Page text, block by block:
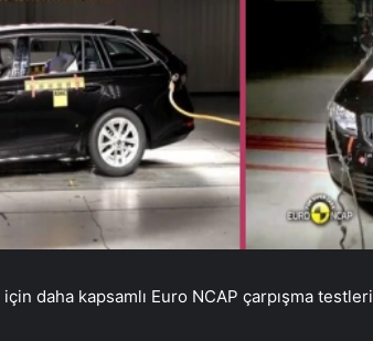
daha kapsamlı Euro NCAP çarpışma